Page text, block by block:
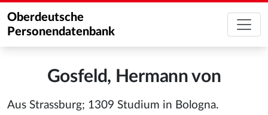
Oberdeutsche
Personendatenbank
Gosfeld, Hermann von
Aus Strassburg; 1309 Studium in Bologna.